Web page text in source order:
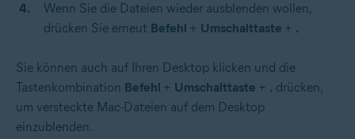
Wenn Sie die Dateien wieder ausblenden wollen,
drücken Sie erneut Befehl + Umschalttaste + .
Sie können auch auf Ihren Desktop klicken und die
Tastenkombination Befehl + Umschalttaste + . drücken,
um versteckte Mac-Dateien auf dem Desktop
einzublenden.